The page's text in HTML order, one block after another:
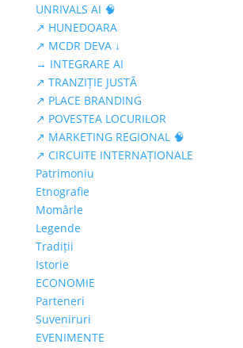
UNRIVALS AI 🧠
↗ HUNEDOARA
↗ MCDR DEVA ↓
→ INTEGRARE AI
↗ TRANZIȚIE JUSTĂ
↗ PLACE BRANDING
↗ POVESTEA LOCURILOR
↗ MARKETING REGIONAL 🧠
↗ CIRCUITE INTERNAȚIONALE
Patrimoniu
Etnografie
Momârle
Legende
Tradiții
Istorie
ECONOMIE
Parteneri
Suveniruri
EVENIMENTE